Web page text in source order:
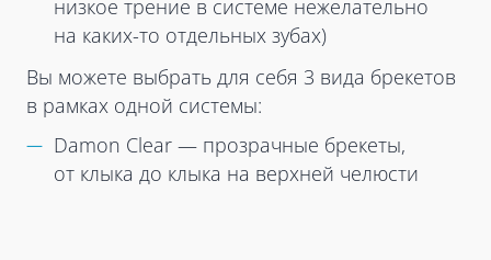
низкое трение в системе нежелательно
на каких-то отдельных зубах)
Вы можете выбрать для себя 3 вида брекетов
в рамках одной системы:
Damon Clear — прозрачные брекеты,
от клыка до клыка на верхней челюсти